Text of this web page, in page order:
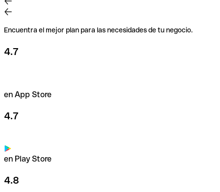
Encuentra el mejor plan para las necesidades de tu negocio.
4.7
en App Store
4.7
en Play Store
4.8